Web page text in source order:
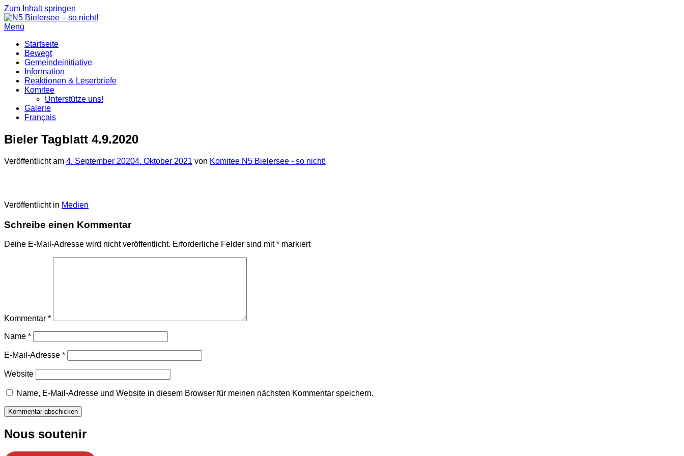
Zum Inhalt springen
Menü
Startseite
Bewegt
Gemeindeinitiative
Information
Reaktionen & Leserbriefe
Komitee
Unterstütze uns!
Galerie
Français
Bieler Tagblatt 4.9.2020
Veröffentlicht am 4. September 20204. Oktober 2021 von Komitee N5 Bielersee - so nicht!
Veröffentlicht in Medien
Schreibe einen Kommentar
Deine E-Mail-Adresse wird nicht veröffentlicht. Erforderliche Felder sind mit* markiert
Kommentar *
Name *
E-Mail-Adresse *
Website
Name, E-Mail-Adresse und Website in diesem Browser für meinen nächsten Kommentar speichern.
Nous soutenir